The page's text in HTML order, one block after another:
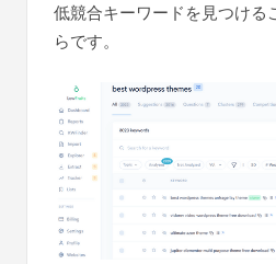
低競合キーワードを見つける
らです。